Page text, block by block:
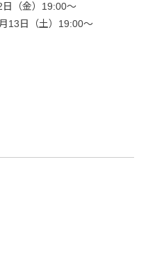
日（金）19:00〜
13日（土）19:00〜